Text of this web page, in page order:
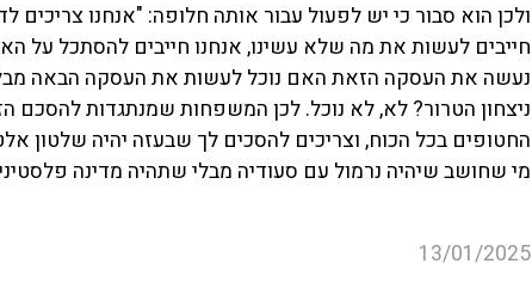
ולכן הוא סבור כי יש לפעול עבור אותה חלופה: "אנחנו
חייבים לעשות את מה שלא עשינו, אנחנו חייבים להסתכל על
נעשה את העסקה הזאת האם נוכל לעשות את העסקה הבאה
ניצחון הטרור? לא, לא נוכל. לכן המשפחות שמנתגדות להסכם
החטופים בכל הכוח, וצריכים להסכים לך שבעזה יהיה שלטון
מי שחושב שיהיה נרמול עם סעודיה מבלי שתהיה מדינה
13/01/2025